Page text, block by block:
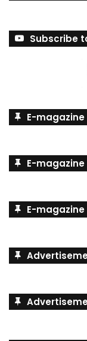
Subscribe
E-magazine
E-magazine
E-magazine